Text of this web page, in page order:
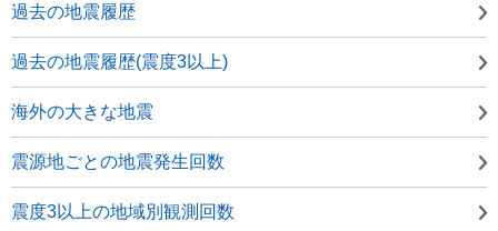
過去の地震履歴
過去の地震履歴(震度3以上)
海外の大きな地震
震源地ごとの地震発生回数
震度3以上の地域別観測回数